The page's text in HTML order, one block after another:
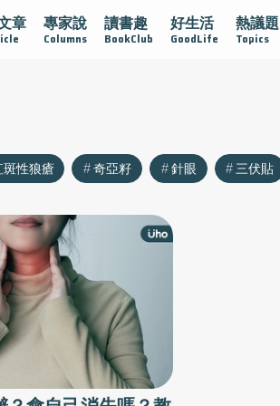
章 專家說
Columns
讀書趣
BookClub
好生活
GoodLife
熱議題
Topics
醫學 愛的未來視 認識攝護腺肥大
斑性狼瘡 奇亞籽 針眼 三伏貼